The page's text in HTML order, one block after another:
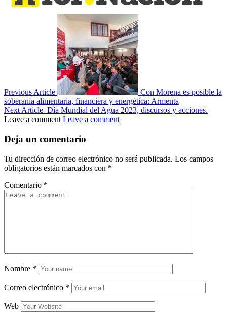
Previous Article
Con Morena es posible la
soberanía alimentaria, financiera y energética: Armenta
Next Article Día Mundial del Agua 2023, discursos y acciones.
Leave a comment Leave a comment
Deja un comentario
Tu dirección de correo electrónico no será publicada. Los campos
obligatorios están marcados con *
Comentario *
Nombre *
Correo electrónico *
Web